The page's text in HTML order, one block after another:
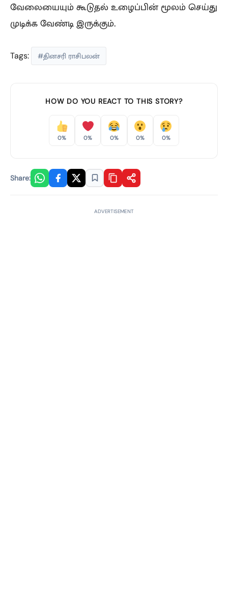
வேலையையும் கூடுதல் உழைப்பின் மூலம் செய்து
முடிக்க வேண்டி இருக்கும்.
Tags: #தினசரி ராசிபலன்
HOW DO YOU REACT TO THIS STORY?
0% 0% 0% 0% 0%
Share:
ADVERTISEMENT